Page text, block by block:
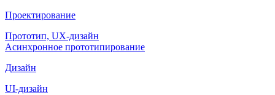
Проектирование
Прототип, UX-дизайн
Асинхронное прототипирование
Дизайн
UI-дизайн